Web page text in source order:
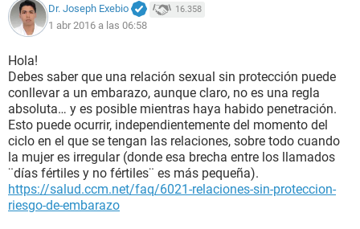
Ayuda
Dr. Joseph Exebio 16.358
1 abr 2016 a las 06:58
Hola!
Debes saber que una relación sexual sin protección puede
conllevar a un embarazo, aunque claro, no es una regla
absoluta… y es posible mientras haya habido penetración.
Esto puede ocurrir, independientemente del momento del
ciclo en el que se tengan las relaciones, sobre todo cuando
la mujer es irregular (donde esa brecha entre los llamados
¨días fértiles y no fértiles¨ es más pequeña).
https://salud.ccm.net/faq/6021-relaciones-sin-proteccion-
riesgo-de-embarazo